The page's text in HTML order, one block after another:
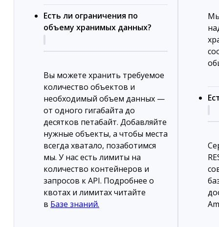
Есть ли ограничения по
объему хранимых данных?
Вы можете хранить требуемое
количество объектов и
необходимый объем данных —
от одного гигабайта до
десятков петабайт. Добавляйте
нужные объекты, а чтобы места
всегда хватало, позаботимся
мы. У нас есть лимиты на
количество контейнеров и
запросов к API. Подробнее о
квотах и лимитах читайте
в Базе знаний.